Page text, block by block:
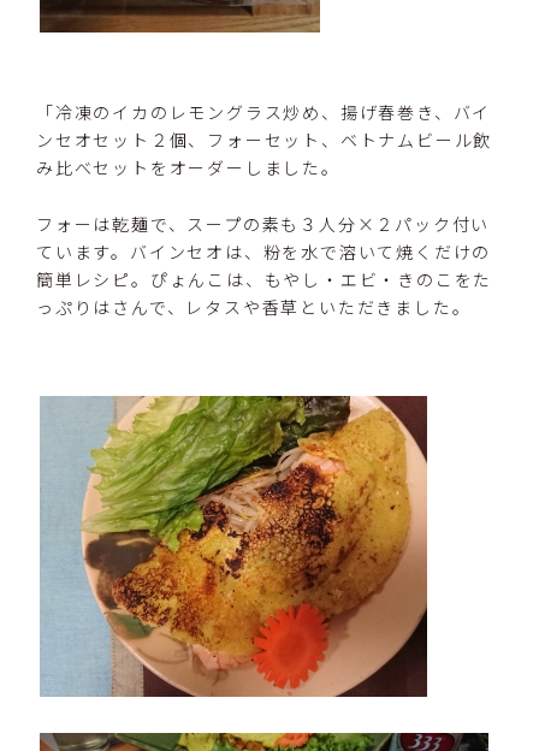
「冷凍のイカのレモングラス炒め、揚げ春巻き、バイ
ンセオセット２個、フォーセット、ベトナムビール飲
み比べセットをオーダーしました。
フォーは乾麺で、スープの素も３人分×２パック付い
ています。バインセオは、粉を水で溶いて焼くだけの
簡単レシピ。ぴょんこは、もやし・エビ・きのこをた
っぷりはさんで、レタスや香草といただきました。